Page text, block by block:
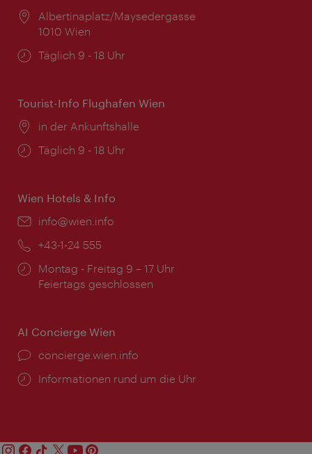
Ort:
Albertinaplatz/Maysedergasse
1010 Wien
Öffnungszeiten:
Täglich 9 - 18 Uhr
Tourist-Info Flughafen Wien
Ort:
in der Ankunftshalle
Öffnungszeiten:
Täglich 9 - 18 Uhr
Wien Hotels & Info
Email:
info@wien.info
Telefon:
+43-1-24 555
Öffnungszeiten:
Montag - Freitag 9 – 17 Uhr
Feiertags geschlossen
AI Concierge Wien
Ort:
concierge.wien.info
Öffnungszeiten:
Informationen rund um die Uhr